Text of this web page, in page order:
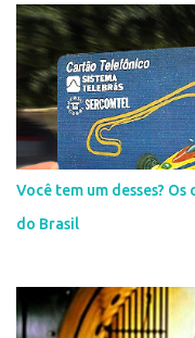
Você tem um desses?
do Brasil